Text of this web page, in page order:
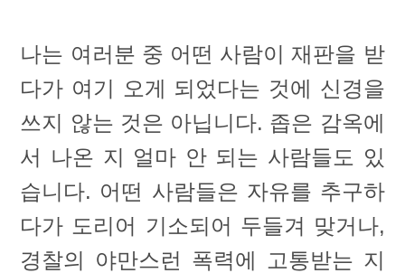
나는 여러분 중 어떤 사람이 재판을 받
다가 여기 오게 되었다는 것에 신경을
쓰지 않는 것은 아닙니다. 좁은 감옥에
서 나온 지 얼마 안 되는 사람들도 있
습니다. 어떤 사람들은 자유를 추구하
다가 도리어 기소되어 두들겨 맞거나,
경찰의 야만스런 폭력에 고통받는 지